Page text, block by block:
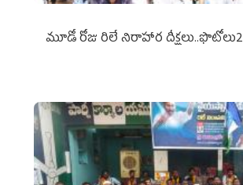
మూడో రోజు రిలే నిరాహార దీక్షలు..ఫొటోలు2